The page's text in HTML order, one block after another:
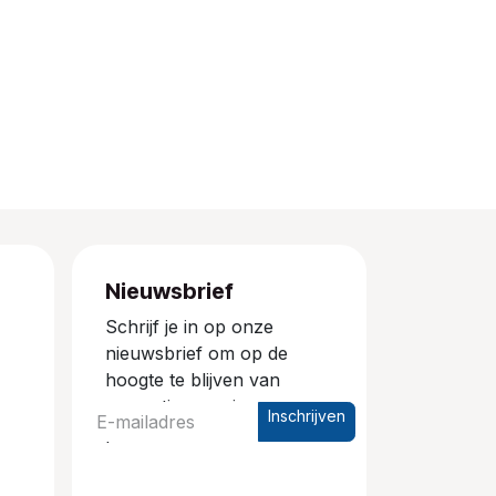
Nieuwsbrief
Schrijf je in op onze
nieuwsbrief om op de
hoogte te blijven van
promoties en nieuwe
producten.
Inschrijven